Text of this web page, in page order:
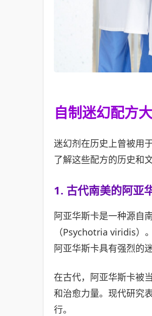
自制迷幻配方
迷幻剂在历史上曾被用
了解这些配方的历史和
1. 古代南美的阿亚
阿亚华斯卡是一种源自
（Psychotria viridis）
阿亚华斯卡具有强烈的
在古代，阿亚华斯卡被
和治愈力量。现代研究
行。